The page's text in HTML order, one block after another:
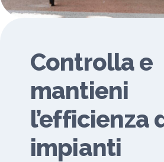
Controlla e
mantieni
l’efficienza
impianti